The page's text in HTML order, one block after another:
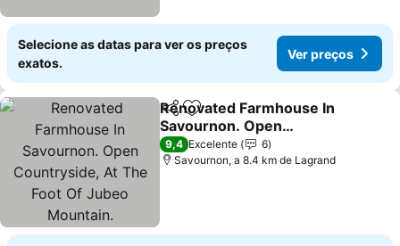
Selecione as datas para ver os preços
exatos.
Ver preços
PartilharAdicionar aos favoritos
Renovated Farmhouse In
Savournon. Open
Countryside, At The Foot
Of Jubeo Mountain.
Ver preços
9,4 Excelente
6
Savournon, a 8.4 km de Lagrand